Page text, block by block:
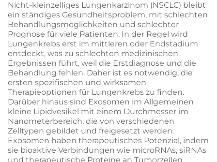
Nicht-kleinzelliges Lungenkarzinom (NSCLC) bleibt
ein ständiges Gesundheitsproblem, mit schlechten
Behandlungsmöglichkeiten und schlechter
Prognose für viele Patienten. In der Regel wird
Lungenkrebs erst im mittleren oder Endstadium
entdeckt, was zu schlechten medizinischen
Ergebnissen führt, weil die Erstdiagnose und die
Behandlung fehlen. Daher ist es notwendig, die
ersten spezifischen und wirksamen
Therapieoptionen für Lungenkrebs zu finden.
Darüber hinaus sind Exosomen im Allgemeinen
kleine Lipidvesikel mit einem Durchmesser im
Nanometerbereich, die von verschiedenen
Zelltypen gebildet und freigesetzt werden.
Exosomen haben therapeutisches Potenzial, indem
sie bioaktive Verbindungen wie microRNAs, siRNAs
und therapeutische Proteine an Tumorzellen